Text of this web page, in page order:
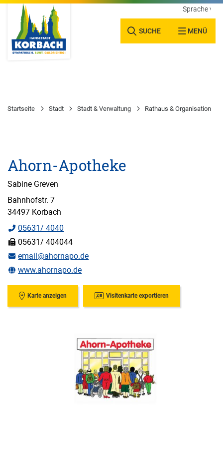
SUCHE MENÜ
Sprache
Startseite Stadt Stadt & Verwaltung Rathaus & Organisation
Ahorn-Apotheke
Sabine Greven
Bahnhofstr. 7
34497 Korbach
05631/ 4040
05631/ 404044
email@ahornapo.de
www.ahornapo.de
Karte anzeigen Visitenkarte exportieren